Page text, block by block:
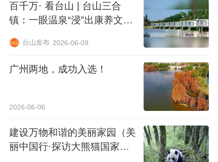
“虽然大熊猫离开了，但它们留下的踪迹还
在，学生们可以通过它留下的分辨、啃过的
竹痕，了解它的生活习性和环境。”何祥博
说，大古坪不仅接待来自省内的青少年，还
有来自北京、深圳、上海等省外城市的中小
学生远道而来。2025年，大古坪村通过自然
教育增收20余万元。
记者获悉，依托秦岭大熊猫佛坪救护繁育基
地、秦岭金丝猴佛坪救护繁育研究基地，佛
百千万· 看台山 | 台山三合
镇：一眼温泉“浸”出康养文旅
台山发布 2026-06-09
广州两地，成功入选！
2026-06-06
建设万物和谐的美丽家园（美
丽中国行·探访大熊猫国家公